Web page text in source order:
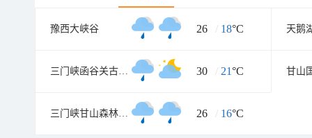
豫西大峡谷 26 / 18°C 天鹅
三门峡函谷关古文化旅游区 30 / 21°C
三门峡甘山森林公园 26 / 16°C